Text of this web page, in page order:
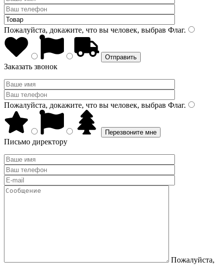
Пожалуйста, докажите, что вы человек, выбрав Флаг.
Заказать звонок
Пожалуйста, докажите, что вы человек, выбрав Флаг.
Письмо директору
Пожалуйста,